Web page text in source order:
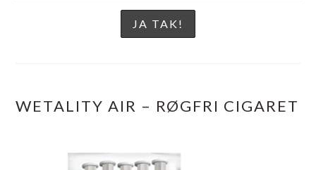
WETALITY AIR – RØGFRI CIGARET